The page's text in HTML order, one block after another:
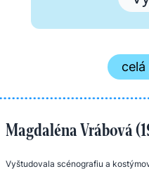
Magdaléna Vrábová
Vyštudovala scénografiu a